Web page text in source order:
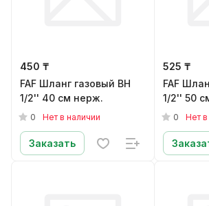
450 ₸
FAF Шланг газовый ВН
1/2'' 40 см нерж.
0 Нет в наличии
Заказать
525 ₸
FAF
1/2''
0 Нет в